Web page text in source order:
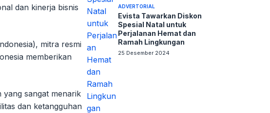
dan kinerja bisnis
mitra resmi
memberikan
sangat menarik
dan ketangguhan
ADVERTORIAL
Evista Tawarkan Diskon
Spesial Natal untuk
Perjalanan Hemat dan
Ramah Lingkungan
25 Desember 2024